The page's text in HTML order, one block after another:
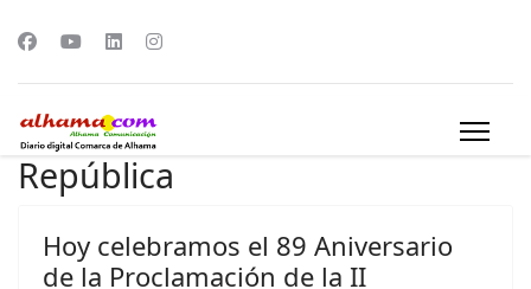
República
Hoy celebramos el 89 Aniversario
de la Proclamación de la II